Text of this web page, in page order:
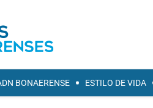
BONAERENSE ESTILO DE VIDA